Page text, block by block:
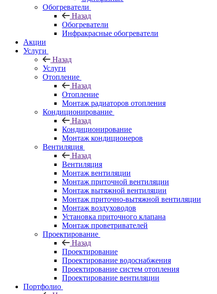
Обогреватели
Назад
Обогреватели
Инфракрасные обогреватели
Акции
Услуги
Назад
Услуги
Отопление
Назад
Отопление
Монтаж радиаторов отопления
Кондиционирование
Назад
Кондиционирование
Монтаж кондиционеров
Вентиляция
Назад
Вентиляция
Монтаж вентиляции
Монтаж приточной вентиляции
Монтаж вытяжной вентиляции
Монтаж приточно-вытяжной вентиляции
Монтаж воздуховодов
Установка приточного клапана
Монтаж проветривателей
Проектирование
Назад
Проектирование
Проектирование водоснабжения
Проектирование систем отопления
Проектирование вентиляции
Портфолио